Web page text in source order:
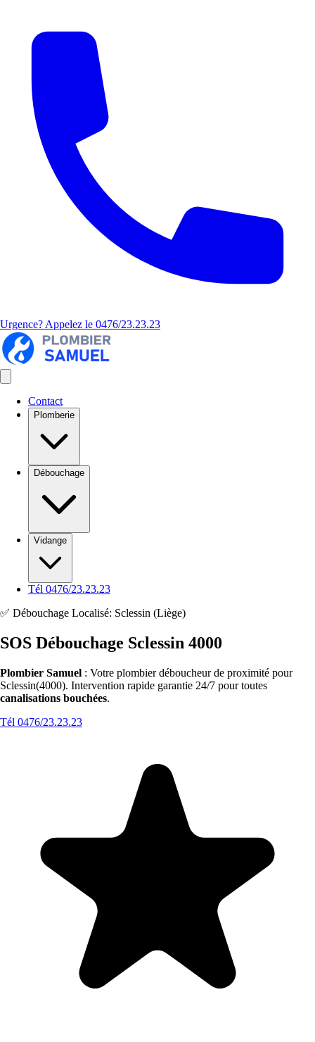
Urgence? Appelez le 0476/23.23.23
Contact
Plomberie
Débouchage
Vidange
Tél 0476/23.23.23
✅ Débouchage Localisé: Sclessin (Liège)
SOS Débouchage Sclessin 4000
Plombier Samuel : Votre plombier déboucheur de proximité pour
Sclessin(4000). Intervention rapide garantie 24/7 pour toutes
canalisations bouchées.
Tél 0476/23.23.23